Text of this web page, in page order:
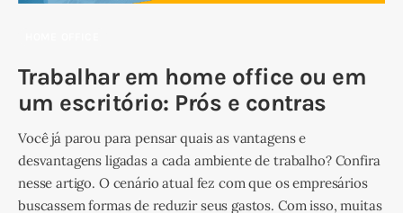
Trabalhar em home office ou em
um escritório: Prós e contras
Você já parou para pensar quais as vantagens e
desvantagens ligadas a cada ambiente de trabalho? Confira
nesse artigo. O cenário atual fez com que os empresários
buscassem formas de reduzir seus gastos. Com isso, muitas